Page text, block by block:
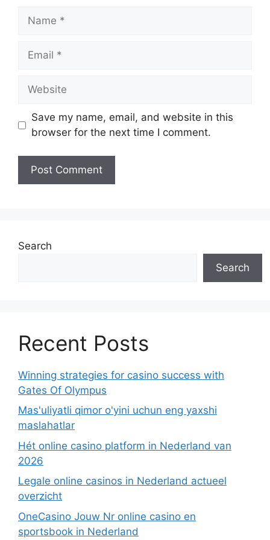
Name
Email
Website
Save my name, email, and website in this
browser for the next time I comment.
Search
Search
Recent Posts
Winning strategies for casino success with
Gates Of Olympus
Mas'uliyatli qimor o'yini uchun eng yaxshi
maslahatlar
Hét online casino platform in Nederland van
2026
Legale online casinos in Nederland actueel
overzicht
OneCasino Jouw Nr online casino en
sportsbook in Nederland